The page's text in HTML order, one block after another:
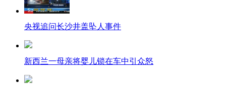
央视追问长沙井盖坠人事件
新西兰一母亲将婴儿锁在车中引众怒